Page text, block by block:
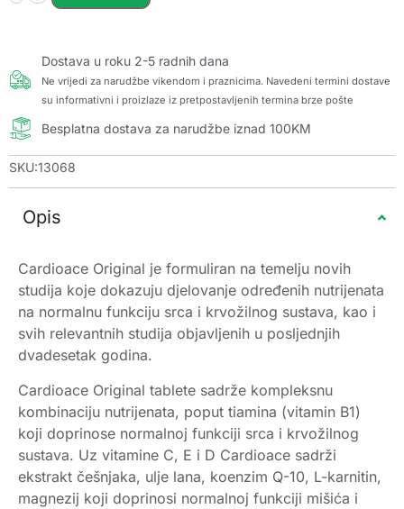
Dostava u roku 2-5 radnih dana
Ne vrijedi za narudžbe vikendom i praznicima. Navedeni termini dostave
su informativni i proizlaze iz pretpostavljenih termina brze pošte
Besplatna dostava za narudžbe iznad 100KM
SKU:13068
Opis
Cardioace Original je formuliran na temelju novih
studija koje dokazuju djelovanje određenih nutrijenata
na normalnu funkciju srca i krvožilnog sustava, kao i
svih relevantnih studija objavljenih u posljednjih
dvadesetak godina.
Cardioace Original tablete sadrže kompleksnu
kombinaciju nutrijenata, poput tiamina (vitamin B1)
koji doprinose normalnoj funkciji srca i krvožilnog
sustava. Uz vitamine C, E i D Cardioace sadrži
ekstrakt češnjaka, ulje lana, koenzim Q-10, L-karnitin,
magnezij koji doprinosi normalnoj funkciji mišića i